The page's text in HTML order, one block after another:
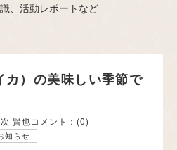
、活動レポートなど
カ）の美味しい季節で
賢也コメント： (0)
知らせ